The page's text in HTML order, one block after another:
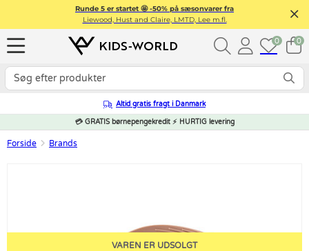
Runde 5 er startet 🤩 -50% på sæsonvarer fra
Liewood, Hust and Claire, LMTD, Lee m.fl.
0 0
Altid gratis fragt i Danmark
💳 GRATIS børnepengekredit ⚡ HURTIG levering
Forside Brands
VAREN ER UDSOLGT